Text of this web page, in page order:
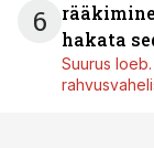
6
hakata
Suurus